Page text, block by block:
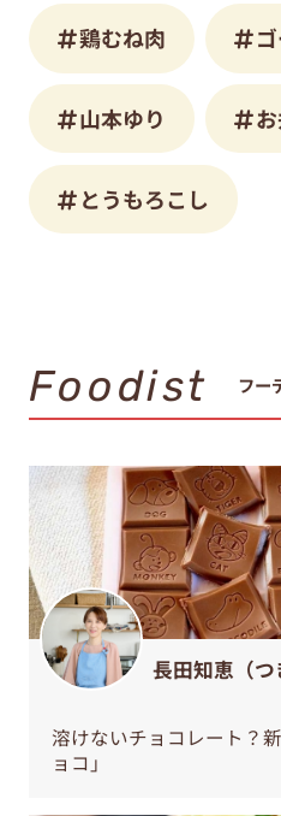
鶏むね肉
山本ゆり
とうもろこし
Foodist フー
長田知恵（つ
溶けないチョコレート？
ョコ」